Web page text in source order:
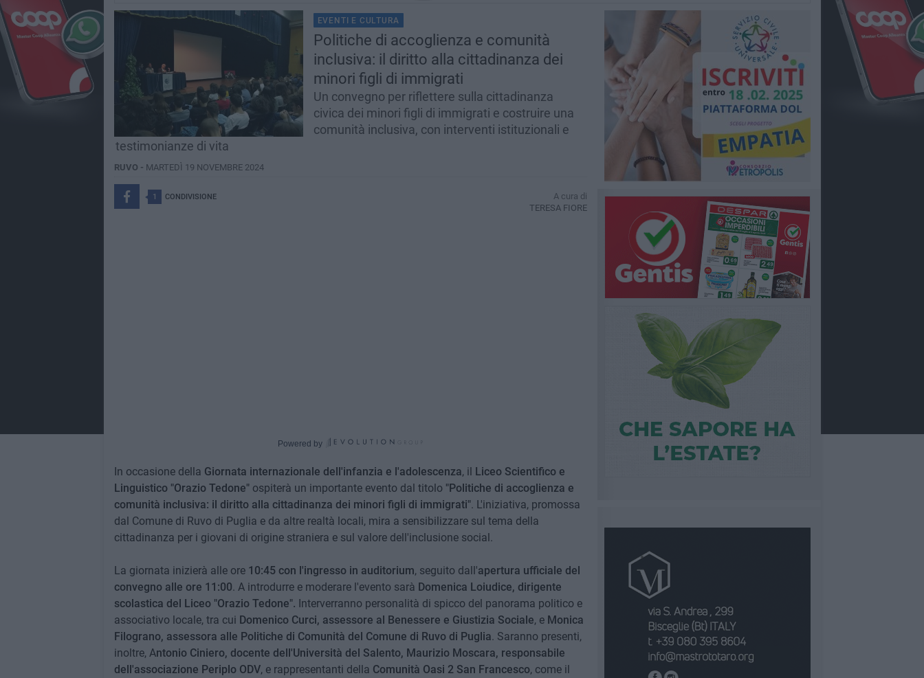
EVENTI E CULTURA
Politiche di accoglienza e comunità
inclusiva: il diritto alla cittadinanza dei
minori figli di immigrati
Un convegno per riflettere sulla cittadinanza
civica dei minori figli di immigrati e costruire una
comunità inclusiva, con interventi istituzionali e
testimonianze di vita
RUVO - MARTEDÌ 19 NOVEMBRE 2024
1 CONDIVISIONE
A cura di
TERESA FIORE
Powered by
In occasione della Giornata internazionale dell'infanzia e l'adolescenza, il Liceo Scientifico e
Linguistico "Orazio Tedone" ospiterà un importante evento dal titolo "Politiche di accoglienza e
comunità inclusiva: il diritto alla cittadinanza dei minori figli di immigrati". L'iniziativa, promossa
dal Comune di Ruvo di Puglia e da altre realtà locali, mira a sensibilizzare sul tema della
cittadinanza per i giovani di origine straniera e sul valore dell'inclusione social.
La giornata inizierà alle ore 10:45 con l'ingresso in auditorium, seguito dall'apertura ufficiale del
convegno alle ore 11:00. A introdurre e moderare l'evento sarà Domenica Loiudice, dirigente
scolastica del Liceo "Orazio Tedone". Interverranno personalità di spicco del panorama politico e
associativo locale, tra cui Domenico Curci, assessore al Benessere e Giustizia Sociale, e Monica
Filograno, assessora alle Politiche di Comunità del Comune di Ruvo di Puglia. Saranno presenti,
inoltre, Antonio Ciniero, docente dell'Università del Salento, Maurizio Moscara, responsabile
dell'associazione Periplo ODV, e rappresentanti della Comunità Oasi 2 San Francesco, come il